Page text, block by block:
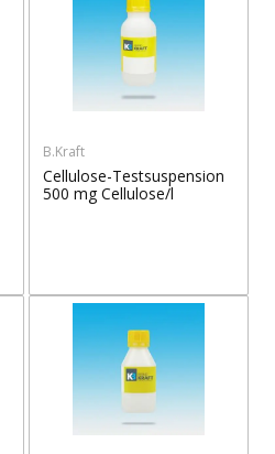
B.Kraft
Cellulose-Testsuspension
500 mg Cellulose/l